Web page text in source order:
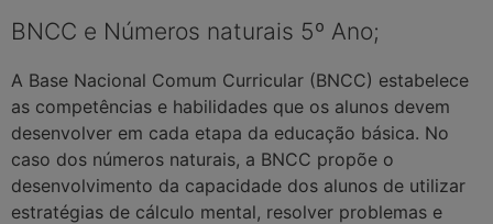
BNCC e Números naturais 5º Ano;
A Base Nacional Comum Curricular (BNCC) estabelece
as competências e habilidades que os alunos devem
desenvolver em cada etapa da educação básica. No
caso dos números naturais, a BNCC propõe o
desenvolvimento da capacidade dos alunos de utilizar
estratégias de cálculo mental, resolver problemas e